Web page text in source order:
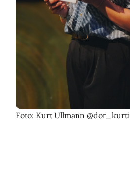
Foto: Kurt Ullmann @dor_kurti